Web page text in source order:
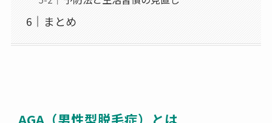
まとめ
AGA（男性型脱毛症）とは